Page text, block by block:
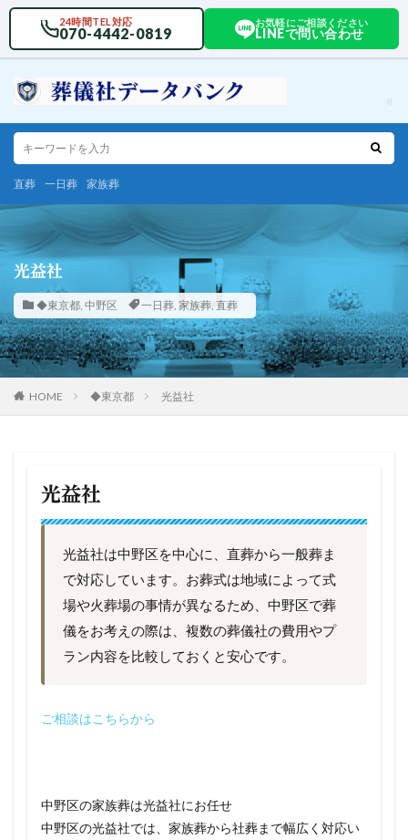
24時間TEL対応
070-4442-0819
お気軽にご相談ください
LINEで問い合わせ
直葬 一日葬 家族葬
光益社
◆東京都, 中野区 一日葬, 家族葬, 直葬
HOME ◆東京都 光益社
光益社
光益社は中野区を中心に、直葬から一般葬ま
で対応しています。お葬式は地域によって式
場や火葬場の事情が異なるため、中野区で葬
儀をお考えの際は、複数の葬儀社の費用やプ
ラン内容を比較しておくと安心です。
ご相談はこちらから
中野区の家族葬は光益社にお任せ
中野区の光益社では、家族葬から社葬まで幅広く対応い